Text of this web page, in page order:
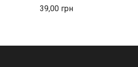
39,00